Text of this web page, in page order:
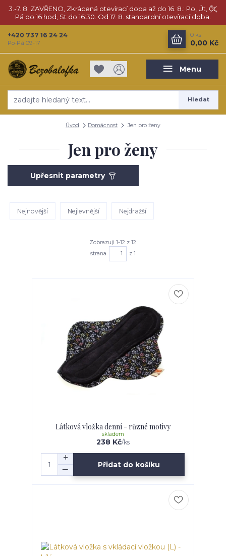
3.-7. 8. ZAVŘENO, Zkrácená otevírací doba až do 16. 8.: Po, Út, Čt,
Pá do 16 hod, St do 16:30. Od 17. 8. standardní otevírací doba.
Menu
Hledat
+420 737 16 24 24
Po-Pá 09-17
0 ks
0,00 Kč
Úvod Domácnost Jen pro ženy
Jen pro ženy
Upřesnit parametry
Nejnovější Nejlevnější Nejdražší
Zobrazuji 1-12 z 12
strana
z 1
Látková vložka denní - různé motivy
238 Kč/ks
skladem
Přidat do košíku